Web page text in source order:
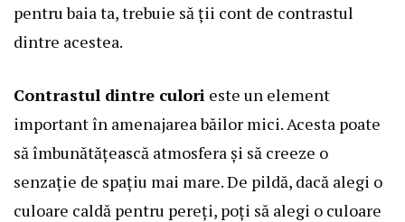
pentru baia ta, trebuie să ții cont de contrastul
dintre acestea.
Contrastul dintre culori este un element
important în amenajarea băilor mici. Acesta poate
să îmbunătățească atmosfera și să creeze o
senzație de spațiu mai mare. De pildă, dacă alegi o
culoare caldă pentru pereți, poți să alegi o culoare